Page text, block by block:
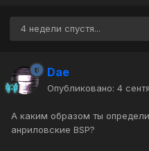
4 недели спустя...
Dae
Опубликовано: 4
А каким образом ты
анриловские BSP?